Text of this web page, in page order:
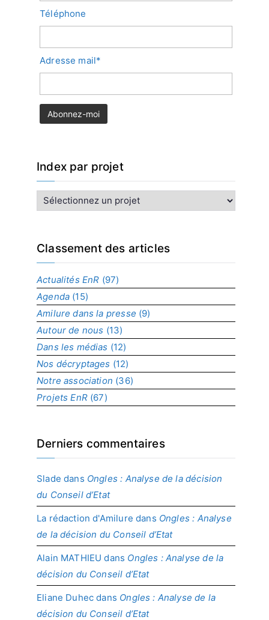
Téléphone
Adresse mail*
Index par projet
n
x
r
p
r
o
j
e
t
Classement des articles
Actualités EnR (97)
Agenda (15)
Amilure dans la presse (9)
Autour de nous (13)
Dans les médias (12)
Nos décryptages (12)
Notre association (36)
Projets EnR(67)
Derniers commentaires
Slade dans Ongles : Analyse de la décision
du Conseil d’Etat
La rédaction d'Amilure dans Ongles : Analyse
de la décision du Conseil d’Etat
Alain MATHIEU dans Ongles : Analyse de la
décision du Conseil d’Etat
Eliane Duhec dans Ongles : Analyse de la
décision du Conseil d’Etat